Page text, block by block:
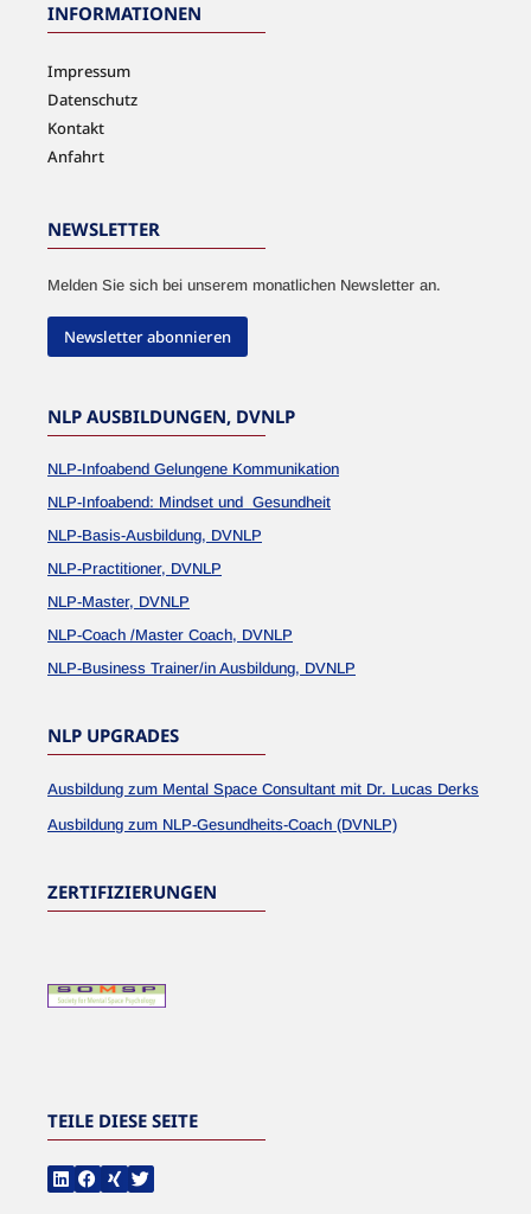
INFORMATIONEN
Impressum
Datenschutz
Kontakt
Anfahrt
NEWSLETTER
Melden Sie sich bei unserem monatlichen Newsletter an.
Newsletter abonnieren
NLP AUSBILDUNGEN, DVNLP
NLP-Infoabend Gelungene Kommunikation
NLP-Infoabend: Mindset und Gesundheit
NLP-Basis-Ausbildung, DVNLP
NLP-Practitioner, DVNLP
NLP-Master, DVNLP
NLP-Coach /Master Coach, DVNLP
NLP-Business Trainer/in Ausbildung, DVNLP
NLP UPGRADES
Ausbildung zum Mental Space Consultant mit Dr. Lucas Derks
Ausbildung zum NLP-Gesundheits-Coach (DVNLP)
ZERTIFIZIERUNGEN
TEILE DIESE SEITE